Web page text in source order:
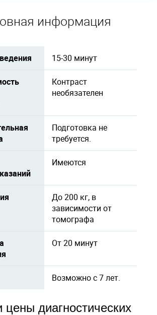
информация
15-30 минут
Контраст
необязателен
Подготовка не
требуется.
Имеются
До 200 кг, в
зависимости от
томографа
От 20 минут
Возможно с 7 лет.
цены диагностических